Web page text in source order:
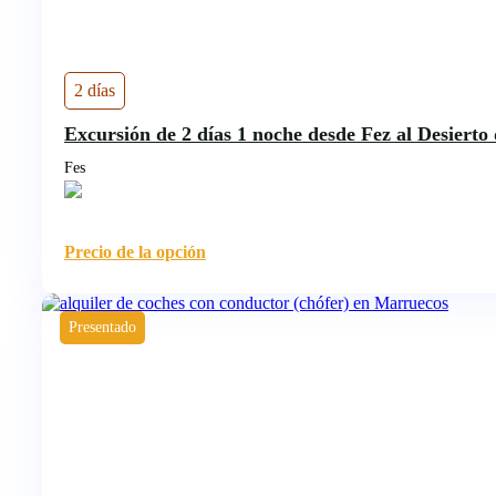
2 días
Excursión de 2 días 1 noche desde Fez al
Fes
Precio de la opción
Presentado